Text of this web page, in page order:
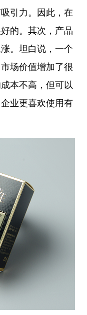
引力。因此，在
的。其次，产品
。坦白说，一个
场价值增加了很
本不高，但可以
业更喜欢使用有